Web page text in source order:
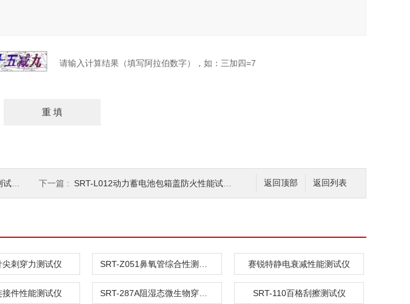
请输入计算结果（填写阿拉伯数字），如：三加四=7
返回列表
返回顶部
良 下一篇 : SRT-L012动力蓄电池包箱盖防火性能试验仪 详细参数
尖刺穿力测试仪 赛锐特静电衰减性能测试仪
接件性能测试仪 SRT-110百格刮擦测试仪